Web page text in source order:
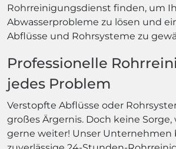
Rohrreinigungsdienst finden, um
Abwasserprobleme zu lösen und
Abflüsse und Rohrsysteme zu
Professionelle
jedes Problem
Verstopfte Abflüsse oder
großes Ärgernis. Doch keine
gerne weiter! Unser Unternehmen